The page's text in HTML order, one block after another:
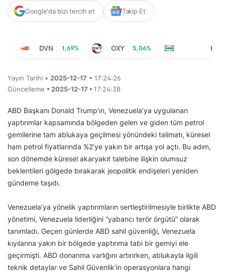
Google'da bizi tercih et Takip Et
DVN 1,69% OXY 5,06% HES
Yayın Tarihi • 2025-12-17 • 17:24:26
Güncelleme • 2025-12-17 • 17:24:38
ABD Başkanı Donald Trump’ın, Venezuela’ya uygulanan
yaptırımlar kapsamında bölgeden gelen ve giden tüm petrol
gemilerine tam ablukaya geçilmesi yönündeki talimatı, küresel
ham petrol fiyatlarında %2’ye yakın bir artışa yol açtı. Bu adım,
son dönemde küresel akaryakıt talebine ilişkin olumsuz
beklentileri gölgede bırakarak jeopolitik endişeleri yeniden
gündeme taşıdı.
Venezuela’ya yönelik yaptırımların sertleştirilmesiyle birlikte ABD
yönetimi, Venezuela liderliğini “yabancı terör örgütü” olarak
tanımladı. Geçen günlerde ABD sahil güvenliği, Venezuela
kıyılarına yakın bir bölgede yaptırıma tabi bir gemiyi ele
geçirmişti. ABD donanma varlığını artırırken, ablukayla ilgili
teknik detaylar ve Sahil Güvenlik’in operasyonlara hangi